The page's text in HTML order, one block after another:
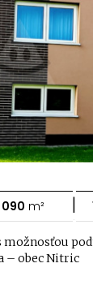
090 m² |
možnosťou
– obec Nitric